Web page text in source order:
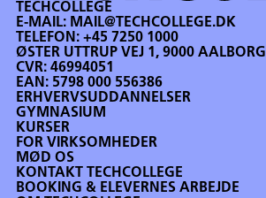
TECHCOLLEGE
E-MAIL: MAIL@TECHCOLLEGE.DK
TELEFON:+45 7250 1000
ØSTER UTTRUP VEJ 1, 9000 AALBORG
CVR: 46994051
EAN: 5798 000 556386
ERHVERVSUDDANNELSER
GYMNASIUM
KURSER
FOR VIRKSOMHEDER
MØD OS
KONTAKT TECHCOLLEGE
BOOKING & ELEVERNES ARBEJDE